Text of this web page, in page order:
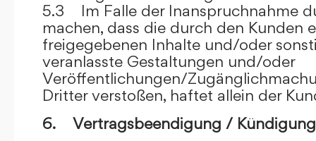
5.3 Im Falle der Inanspruchnahme
machen, dass die durch den Kunden
freigegebenen Inhalte und/oder
veranlasste Gestaltungen und/oder
Veröffentlichungen/
Dritter verstoßen, haftet allein der
6. Vertragsbeendigung / Kündigung